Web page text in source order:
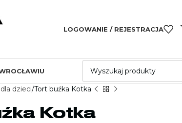
LOGOWANIE / REJESTRACJA
dzieci Tort buźka Kotka
Kotka